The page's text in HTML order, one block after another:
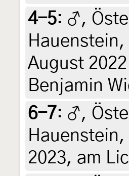
4-5: ♂,
August
Benjamin
6-7: ♂,
2023, am